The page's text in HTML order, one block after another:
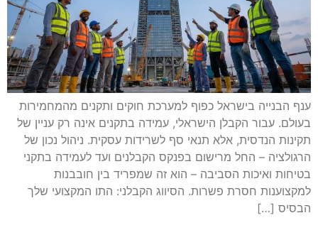
ענף הבנייה בישראל כפוף למערכת חוקים ותקנים מהמחמירות
בעולם. עבור הקבלן הישראלי, עמידה בתקנים אינה רק עניין של
תקינות הנדסית, אלא תנאי סף לשרידות עסקית. ניהול נכון של
הרגולציה – החל מרישום בפנקס הקבלנים ועד לעמידה בתקני
בטיחות ואיכות הסביבה – הוא זה שמפריד בין חובבנות
למקצוענות חסרת פשרות. הסיווג הקבלני: התו המקצועי שלך
הבסיס […]